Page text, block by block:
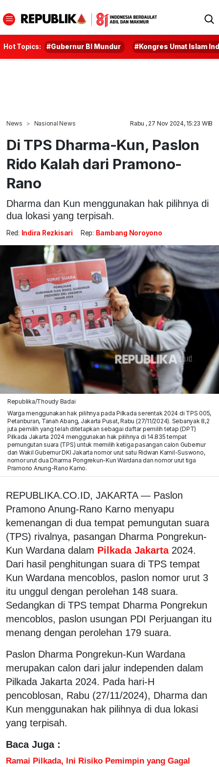
Hot Topics: #Gubernur BI Mundur #Kongres Umat Islam
News Nasional News Rabu , 27 Nov 2024, 15:23 WIB
Di TPS Dharma-Kun, Paslon
Rido Kalah dari Pramono-
Rano
Dharma dan Kun menggunakan hak pilihnya di
dua lokasi yang terpisah.
Red: Indira Rezkisari Rep: Bambang Noroyono
Republika/Thoudy Badai
Warga menggunakan hak pilihnya pada Pilkada serentak 2024 di TPS 005,
Petanburan, Tanah Abang, Jakarta Pusat, Rabu (27/11/2024). Sebanyak 8,2
juta pemilih yang telah ditetapkan sebagai daftar pemilih tetap (DPT)
Pilkada Jakarta 2024 menggunakan hak pilihnya di 14.835 tempat
pemungutan suara (TPS) untuk memilih ketiga pasangan calon Gubernur
dan Wakil Gubernur DKI Jakarta nomor urut satu Ridwan Kamil-Suswono,
nomor urut dua Dharma Pongrekun-Kun Wardana dan nomor urut tiga
Pramono Anung-Rano Karno.
REPUBLIKA.CO.ID, JAKARTA — Paslon
Pramono Anung-Rano Karno menyapu
kemenangan di dua tempat pemungutan suara
(TPS) rivalnya, pasangan Dharma Pongrekun-
Kun Wardana dalam Pilkada Jakarta 2024.
Dari hasil penghitungan suara di TPS tempat
Kun Wardana mencoblos, paslon nomor urut 3
itu unggul dengan perolehan 148 suara.
Sedangkan di TPS tempat Dharma Pongrekun
mencoblos, paslon usungan PDI Perjuangan itu
menang dengan perolehan 179 suara.
Paslon Dharma Pongrekun-Kun Wardana
merupakan calon dari jalur independen dalam
Pilkada Jakarta 2024. Pada hari-H
pencoblosan, Rabu (27/11/2024), Dharma dan
Kun menggunakan hak pilihnya di dua lokasi
yang terpisah.
Baca Juga :
Ramai Pilkada, Ini Risiko Pemimpin yang Gagal